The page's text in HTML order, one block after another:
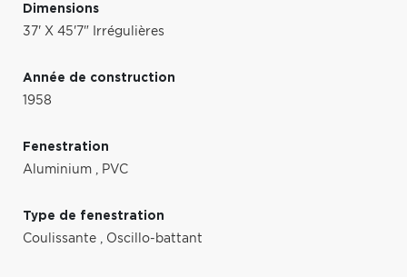
Dimensions
37' X 45'7" Irrégulières
Année de construction
1958
Fenestration
Aluminium , PVC
Type de fenestration
Coulissante , Oscillo-battant